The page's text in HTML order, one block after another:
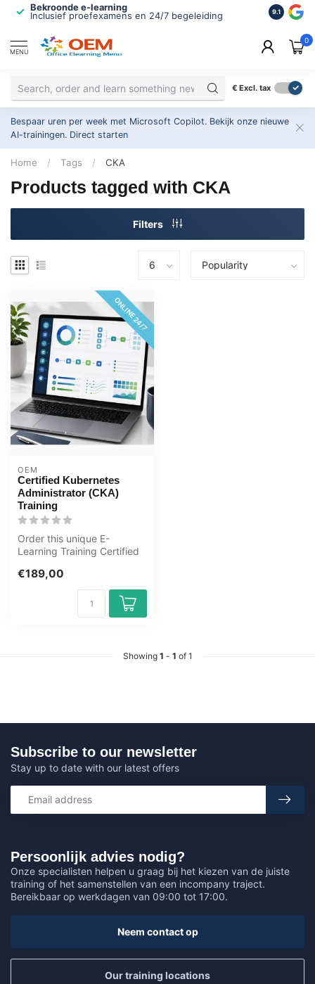
Bekroonde e-learning
Inclusief proefexamens en 24/7 begeleiding
ISO
2.500+
9.1
MENU
0
€ Excl. tax
Bespaar uren per week met Microsoft Copilot. Bekijk onze nieuwe
AI-trainingen. Direct starten
Home / Tags / CKA
Products tagged with CKA
Filters
ONLINE 24/7
OEM
Certified Kubernetes
Administrator (CKA)
Training
Order this unique E-
Learning Training Certified
(CKA) o...
€189,00
Showing 1 - 1 of 1
Persoonlijk advies nodig?
Onze specialisten helpen u graag bij het kiezen van de juiste
training of het samenstellen van een incompany traject.
Bereikbaar op werkdagen van 09:00 tot 17:00.
Neem contact op
Our training locations
Subscribe to our newsletter
Stay up to date with our latest offers